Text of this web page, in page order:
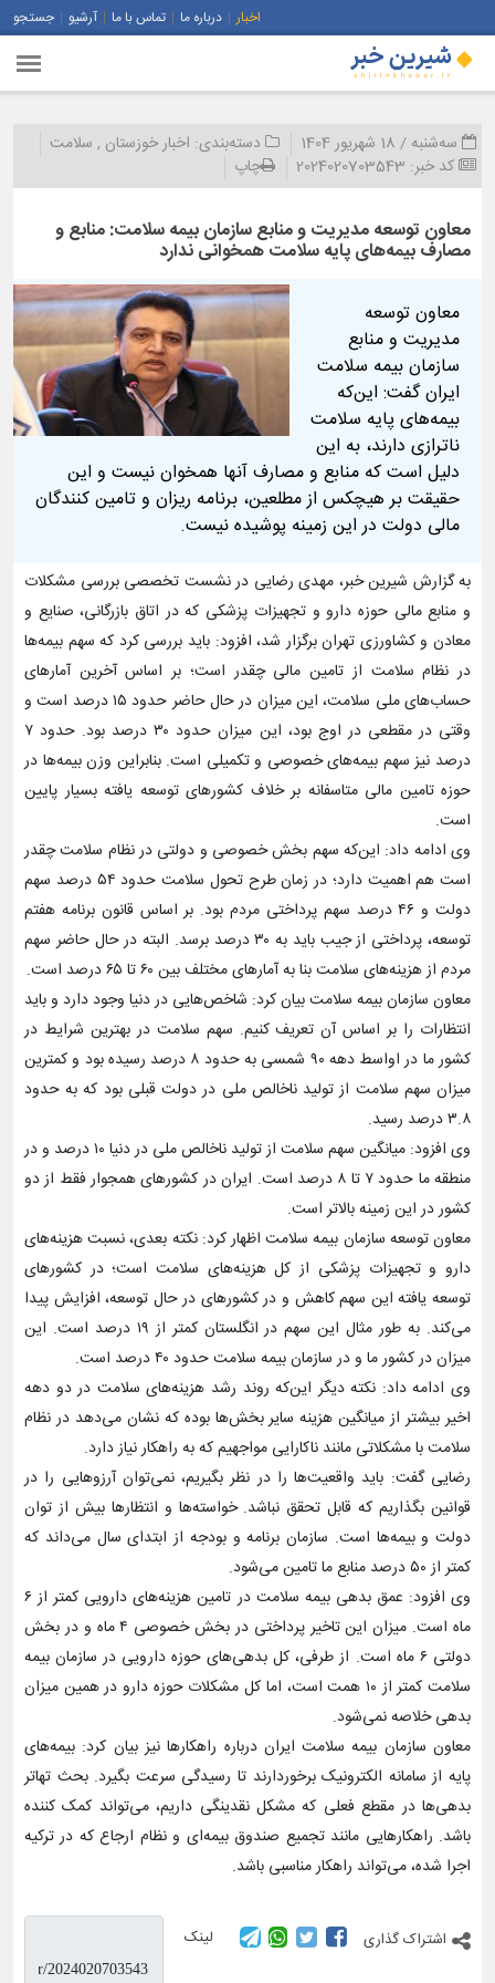
اخبار درباره ما تماس با ما آرشیو جستجو
سه‌شنبه / 18 شهریور 1404 دسته‌بندی: اخبار خوزستان , سلامت
کد خبر: 2024020703543 چاپ
معاون توسعه مدیریت و منابع سازمان بیمه سلامت: منابع و
مصارف بیمه‌های پایه سلامت همخوانی ندارد
معاون توسعه
مدیریت و منابع
سازمان بیمه سلامت
ایران گفت: این‌که
بیمه‌های پایه سلامت
ناترازی دارند، به این
دلیل است که منابع و مصارف آنها همخوان نیست و این
حقیقت بر هیچکس از مطلعین، برنامه ریزان و تامین کنندگان
مالی دولت در این زمینه پوشیده نیست.
به گزارش شیرین خبر، مهدی رضایی در نشست تخصصی بررسی مشکلات
و منابع مالی حوزه دارو و تجهیزات پزشکی که در اتاق بازرگانی، صنایع و
معادن و کشاورزی تهران برگزار شد، افزود: باید بررسی کرد که سهم بیمه‌ها
در نظام سلامت از تامین مالی چقدر است؛ بر اساس آخرین آمارهای
حساب‌های ملی سلامت، این میزان در حال حاضر حدود ۱۵ درصد است و
وقتی در مقطعی در اوج بود، این میزان حدود ۳۰ درصد بود. حدود ۷
درصد نیز سهم بیمه‌های خصوصی و تکمیلی است. بنابراین وزن بیمه‌ها در
حوزه تامین مالی متاسفانه بر خلاف کشورهای توسعه یافته بسیار پایین
است.
وی ادامه داد: این‌که سهم بخش خصوصی و دولتی در نظام سلامت چقدر
است هم اهمیت دارد؛ در زمان طرح تحول سلامت حدود ۵۴ درصد سهم
دولت و ۴۶ درصد سهم پرداختی مردم بود. بر اساس قانون برنامه هفتم
توسعه، پرداختی از جیب باید به ۳۰ درصد برسد. البته در حال حاضر سهم
مردم از هزینه‌های سلامت بنا به آمارهای مختلف بین ۶۰ تا ۶۵ درصد است.
معاون سازمان بیمه سلامت بیان کرد: شاخص‌هایی در دنیا وجود دارد و باید
انتظارات را بر اساس آن تعریف کنیم. سهم سلامت در بهترین شرایط در
کشور ما در اواسط دهه ۹۰ شمسی به حدود ۸ درصد رسیده بود و کمترین
میزان سهم سلامت از تولید ناخالص ملی در دولت قبلی بود که به حدود
۳.۸ درصد رسید.
وی افزود: میانگین سهم سلامت از تولید ناخالص ملی در دنیا ۱۰ درصد و در
منطقه ما حدود ۷ تا ۸ درصد است. ایران در کشورهای همجوار فقط از دو
کشور در این زمینه بالاتر است.
معاون توسعه سازمان بیمه سلامت اظهار کرد: نکته بعدی، نسبت هزینه‌های
دارو و تجهیزات پزشکی از کل هزینه‌های سلامت است؛ در کشورهای
توسعه یافته این سهم کاهش و در کشورهای در حال توسعه، افزایش پیدا
می‌کند. به طور مثال این سهم در انگلستان کمتر از ۱۹ درصد است. این
میزان در کشور ما و در سازمان بیمه سلامت حدود ۴۰ درصد است.
وی ادامه داد: نکته دیگر این‌که روند رشد هزینه‌های سلامت در دو دهه
اخیر بیشتر از میانگین هزینه سایر بخش‌ها بوده که نشان می‌دهد در نظام
سلامت با مشکلاتی مانند ناکارایی مواجهیم که به راهکار نیاز دارد.
رضایی گفت: باید واقعیت‌ها را در نظر بگیریم، نمی‌توان آرزوهایی را در
قوانین بگذاریم که قابل تحقق نباشد. خواسته‌ها و انتظارها بیش از توان
دولت و بیمه‌ها است. سازمان برنامه و بودجه از ابتدای سال می‌داند که
کمتر از ۵۰ درصد منابع ما تامین می‌شود.
وی افزود: عمق بدهی بیمه‌ سلامت در تامین هزینه‌های دارویی کمتر از ۶
ماه است. میزان این تاخیر پرداختی در بخش خصوصی ۴ ماه و در بخش
دولتی ۶ ماه است. از طرفی، کل بدهی‌های حوزه دارویی در سازمان بیمه
سلامت کمتر از ۱۰ همت است، اما کل مشکلات حوزه دارو در همین میزان
بدهی خلاصه نمی‌شود.
معاون سازمان بیمه سلامت ایران درباره راهکارها نیز بیان کرد: بیمه‌های
پایه از سامانه الکترونیک برخوردارند تا رسیدگی سرعت بگیرد. بحث تهاتر
بدهی‌ها در مقطع فعلی که مشکل نقدینگی داریم، می‌تواند کمک کننده
باشد. راهکارهایی مانند تجمیع صندوق بیمه‌ای و نظام ارجاع که در ترکیه
اجرا شده، می‌تواند راهکار مناسبی باشد.
اشتراک گذاری لینک